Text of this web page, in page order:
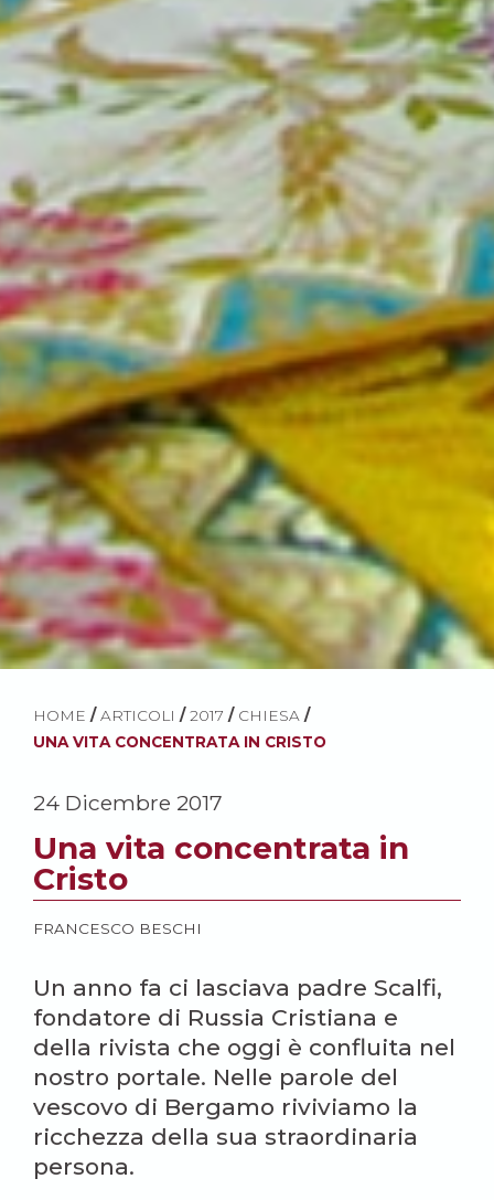
HOME / ARTICOLI / 2017 / CHIESA /
UNA VITA CONCENTRATA IN CRISTO
24 Dicembre 2017
Una vita concentrata in
Cristo
FRANCESCO BESCHI
Un anno fa ci lasciava padre Scalfi,
fondatore di Russia Cristiana e
della rivista che oggi è confluita nel
nostro portale. Nelle parole del
vescovo di Bergamo riviviamo la
ricchezza della sua straordinaria
persona.